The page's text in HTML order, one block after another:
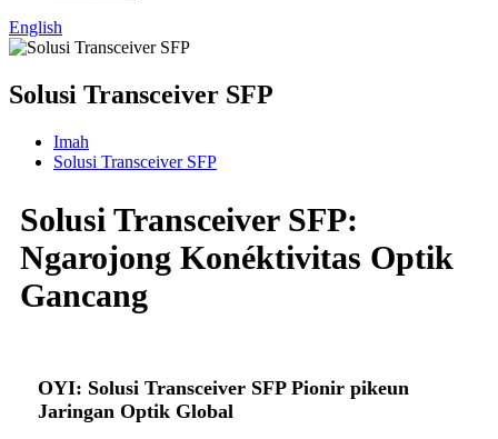
English
Solusi Transceiver SFP
Imah
Solusi Transceiver SFP
Solusi Transceiver SFP:
Ngarojong Konéktivitas Optik
Gancang
OYI: Solusi Transceiver SFP Pionir pikeun
Jaringan Optik Global